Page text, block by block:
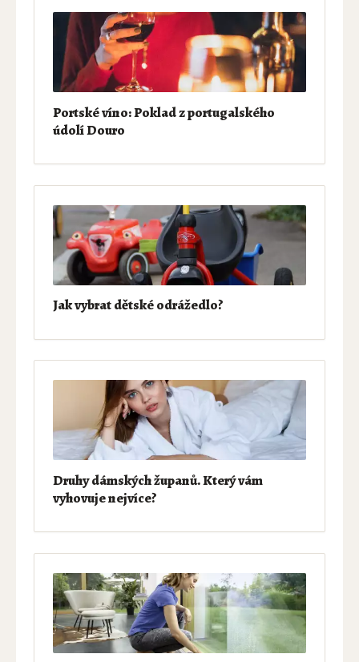
Portské víno: Poklad z portugalského
údolí Douro
Jak vybrat dětské odrážedlo?
Druhy dámských županů. Který vám
vyhovuje nejvíce?